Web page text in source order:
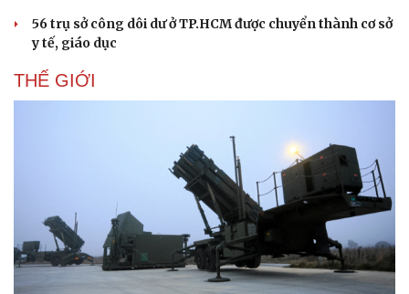
56 trụ sở công dôi dư ở TP.HCM được chuyển thành cơ sở
y tế, giáo dục
THẾ GIỚI